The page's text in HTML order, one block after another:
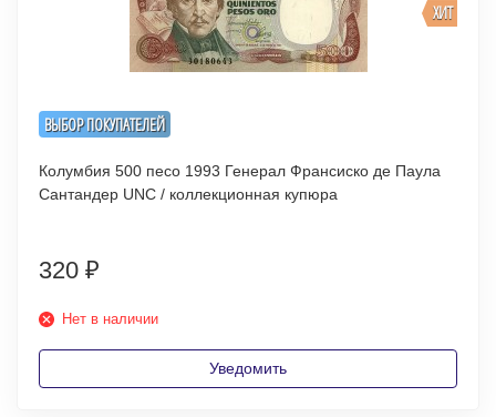
ВЫБОР ПОКУПАТЕЛЕЙ
ХИТ
Колумбия 500 песо 1993 Генерал Франсиско де Паула
Сантандер UNC / коллекционная купюра
320 ₽
Нет в наличии
Уведомить